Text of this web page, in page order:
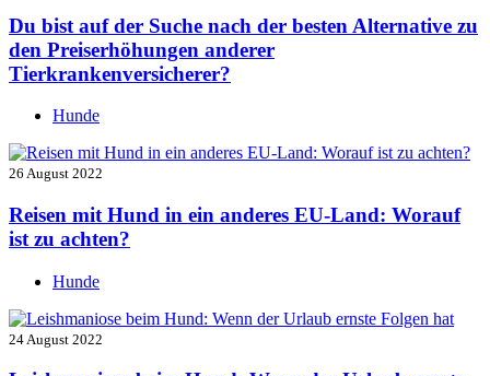
Du bist auf der Suche nach der besten Alternative zu
den Preiserhöhungen anderer
Tierkrankenversicherer?
Hunde
26 August 2022
Reisen mit Hund in ein anderes EU-Land: Worauf
ist zu achten?
Hunde
24 August 2022